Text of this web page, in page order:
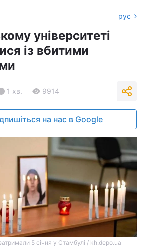
рус
університеті
із вбитими
1 хв. 9914
на нас в Google
5 січня у Стамбулі / kh.depo.ua